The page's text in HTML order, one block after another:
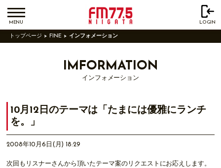
MENU LOGIN
トップページ FINE インフォメーション
IMFORMATION
インフォメーション
10月12日のテーマは「たまには優雅にランチ
を。」
2008年10月6日(月) 18:29
次回もリスナーさんから頂いたテーマ案のリクエストにお応えします。